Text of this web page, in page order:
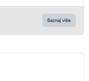
Saznaj više